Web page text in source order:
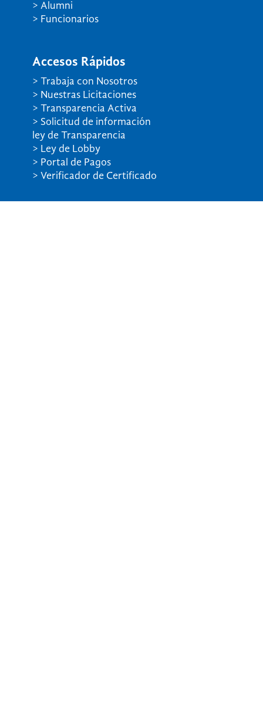
> Alumni
> Funcionarios
Accesos Rápidos
> Trabaja con Nosotros
> Nuestras Licitaciones
> Transparencia Activa
> Solicitud de información
ley de Transparencia
> Ley de Lobby
> Portal de Pagos
> Verificador de Certificado